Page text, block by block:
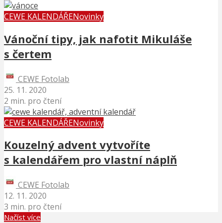
CEWE KALENDÁŘENovinky
Vánoční tipy, jak nafotit Mikuláše
s čertem
CEWE Fotolab
25. 11. 2020
2 min. pro čtení
CEWE KALENDÁŘENovinky
Kouzelný advent vytvoříte
s kalendářem pro vlastní náplň
CEWE Fotolab
12. 11. 2020
3 min. pro čtení
Načíst více